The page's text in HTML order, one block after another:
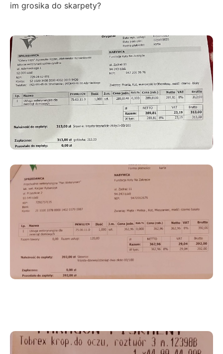
im grosika do skarpety?